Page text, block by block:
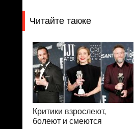
Читайте также
Критики взрослеют,
болеют и смеются